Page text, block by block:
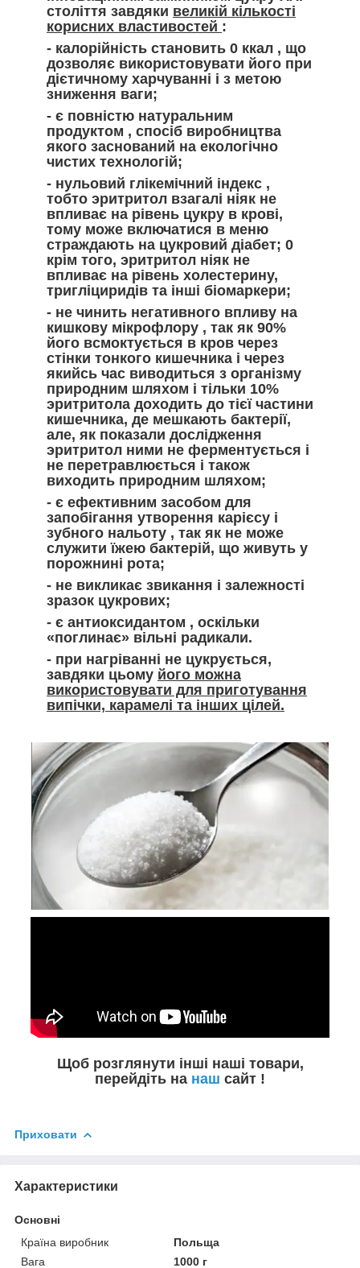
століття завдяки великій кількості
корисних властивостей :
- калорійність становить 0 ккал , що
дозволяє використовувати його при
дієтичному харчуванні і з метою
зниження ваги;
- є повністю натуральним
продуктом , спосіб виробництва
якого заснований на екологічно
чистих технологій;
- нульовий глікемічний індекс ,
тобто эритритол взагалі ніяк не
впливає на рівень цукру в крові,
тому може включатися в меню
страждають на цукровий діабет; 0
крім того, эритритол ніяк не
впливає на рівень холестерину,
тригліциридів та інші біомаркери;
- не чинить негативного впливу на
кишкову мікрофлору , так як 90%
його всмоктується в кров через
стінки тонкого кишечника і через
якийсь час виводиться з організму
природним шляхом і тільки 10%
эритритола доходить до тієї частини
кишечника, де мешкають бактерії,
але, як показали дослідження
эритритол ними не ферментується і
не перетравлюється і також
виходить природним шляхом;
- є ефективним засобом для
запобігання утворення карієсу і
зубного нальоту , так як не може
служити їжею бактерій, що живуть у
порожнині рота;
- не викликає звикання і залежності
зразок цукрових;
- є антиоксидантом , оскільки
«поглинає» вільні радикали.
- при нагріванні не цукрується,
завдяки цьому його можна
використовувати для приготування
випічки, карамелі та інших цілей.
Щоб розглянути інші наші товари,
перейдіть на наш сайт !
Приховати
Характеристики
Основні
Країна виробник
Польща
Вага
1000 г